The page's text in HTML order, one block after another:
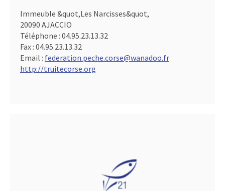
Immeuble &quot,Les Narcisses&quot,
20090 AJACCIO
Téléphone : 04.95.23.13.32
Fax : 04.95.23.13.32
Email : federation.peche.corse@wanadoo.fr
http://truitecorse.org